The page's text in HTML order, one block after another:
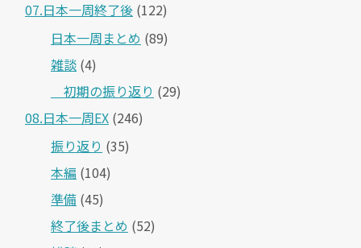
07.日本一周終了後 (122)
日本一周まとめ (89)
雑談 (4)
＿初期の振り返り (29)
08.日本一周EX (246)
振り返り (35)
本編 (104)
準備 (45)
終了後まとめ (52)